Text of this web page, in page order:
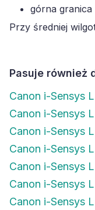
górna granica
Przy średniej
Pasuje również
Canon i-Sensys
Canon i-Sensys
Canon i-Sensys
Canon i-Sensys
Canon i-Sensys
Canon i-Sensys
Canon i-Sensys